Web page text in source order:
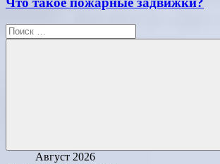
Поиск
для:
Поиск
Август 2026